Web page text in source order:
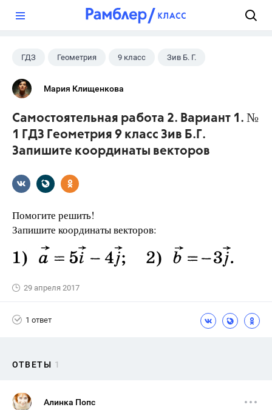
ГДЗ Геометрия 9 класс Зив Б. Г.
Мария Клищенкова
Самостоятельная работа 2. Вариант 1. №
1 ГДЗ Геометрия 9 класс Зив Б.Г.
Запишите координаты векторов
Помогите решить!
Запишите координаты векторов:
29 апреля 2017
1 ответ
ОТВЕТЫ 1
Алинка Попс